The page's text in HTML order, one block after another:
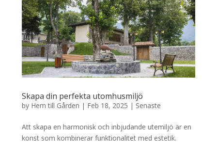
Skapa din perfekta utomhusmiljö
by Hem till Gården | Feb 18, 2025 | Senaste
Att skapa en harmonisk och inbjudande utemiljö är en
konst som kombinerar funktionalitet med estetik.